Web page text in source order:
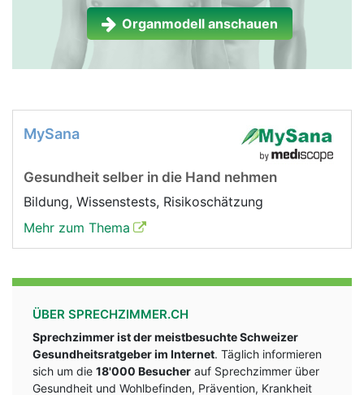
Organmodell anschauen
MySana
Gesundheit selber in die Hand nehmen
Bildung, Wissenstests, Risikoschätzung
Mehr zum Thema
ÜBER SPRECHZIMMER.CH
Sprechzimmer ist der meistbesuchte Schweizer
Gesundheitsratgeber im Internet. Täglich informieren
sich um die 18'000 Besucher auf Sprechzimmer über
Gesundheit und Wohlbefinden, Prävention, Krankheit